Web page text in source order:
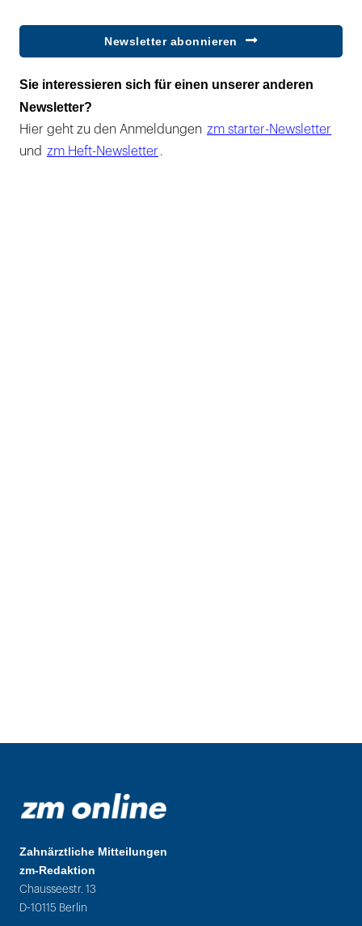
Newsletter abonnieren
Sie interessieren sich für einen unserer anderen
Newsletter?
Hier geht zu den Anmeldungen zm starter-Newsletter
und zm Heft-Newsletter .
Zahnärztliche Mitteilungen
zm-Redaktion
Chausseestr. 13
D-10115 Berlin